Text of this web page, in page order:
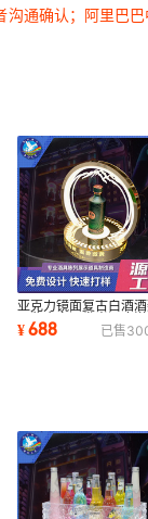
通确认；阿里巴
亚克力镜面复古白酒
品鉴会白酒发光酒座洋
示架LED高颜值
¥688 已售